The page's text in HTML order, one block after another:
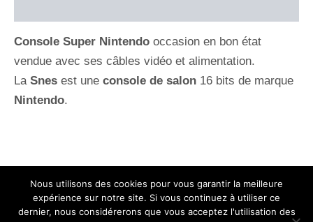
Console Super Nintendo occasion en bon état
vendue avec ses câbles vidéo et alimentation.
La Snes est une console de salon 16 bits de marque
Nintendo.
Nous utilisons des cookies pour vous garantir la meilleure
expérience sur notre site. Si vous continuez à utiliser ce
dernier, nous considérerons que vous acceptez l'utilisation des